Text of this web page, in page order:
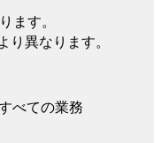
ます。
異なります。
べての業務